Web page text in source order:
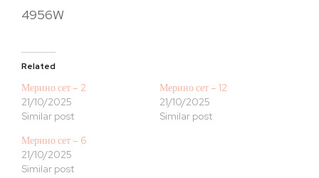
4956W
Related
Мерино сет – 2
21/10/2025
Similar post
Мерино сет – 12
21/10/2025
Similar post
Мерино сет – 6
21/10/2025
Similar post